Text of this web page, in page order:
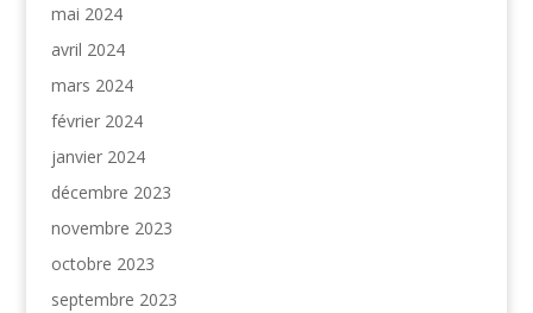
mai 2024
avril 2024
mars 2024
février 2024
janvier 2024
décembre 2023
novembre 2023
octobre 2023
septembre 2023